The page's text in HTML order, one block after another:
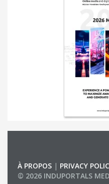
À PROPOS | PRIVACY
© 2026 INDUPORTALS